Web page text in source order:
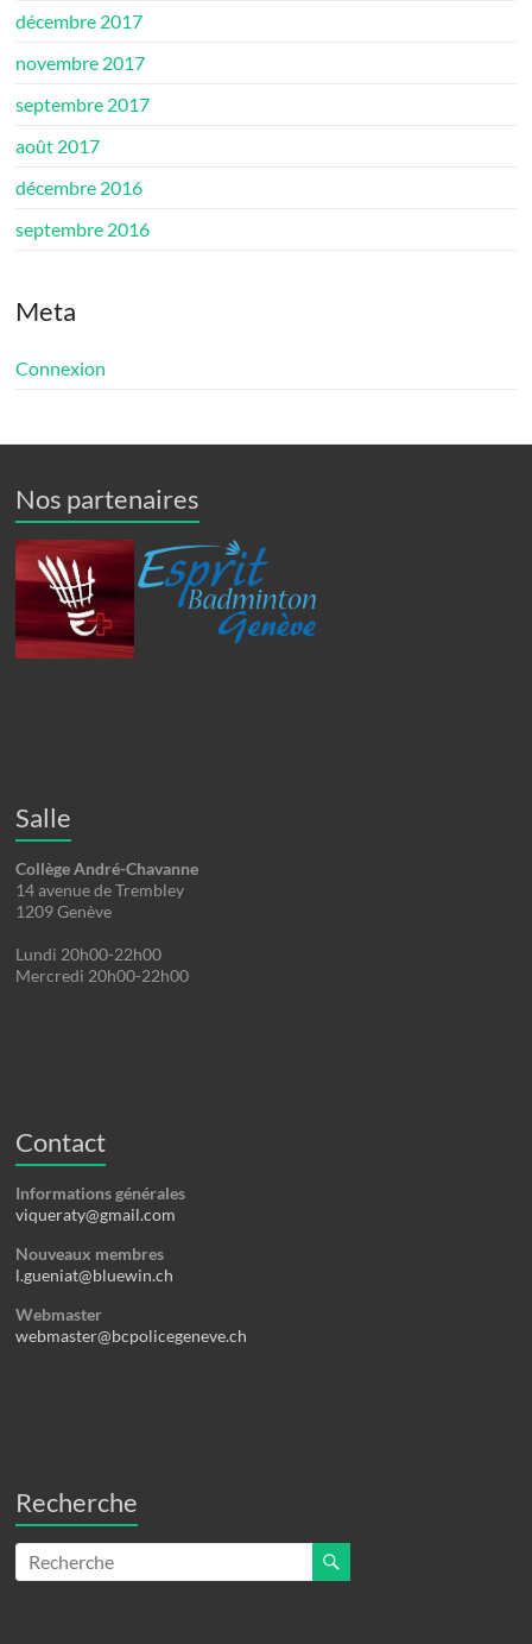
décembre 2017
novembre 2017
septembre 2017
août 2017
décembre 2016
septembre 2016
Meta
Connexion
Nos partenaires
Salle
Collège André-Chavanne
14 avenue de Trembley
1209 Genève
Lundi 20h00-22h00
Mercredi 20h00-22h00
Contact
Informations générales
viqueraty@gmail.com
Nouveaux membres
l.gueniat@bluewin.ch
Webmaster
webmaster@bcpolicegeneve.ch
Recherche